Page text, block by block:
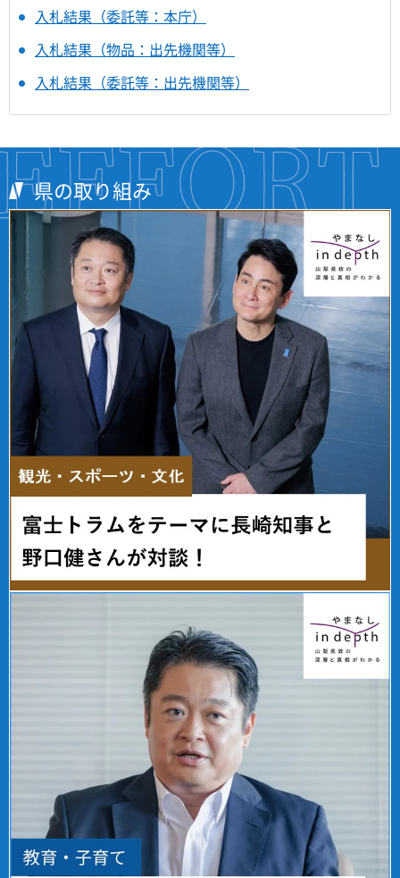
入札結果（委託等：本庁）
入札結果（物品：出先機関等）
入札結果（委託等：出先機関等）
県の取り組み